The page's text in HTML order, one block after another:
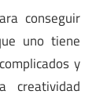
conseguir
uno tiene
y
creatividad